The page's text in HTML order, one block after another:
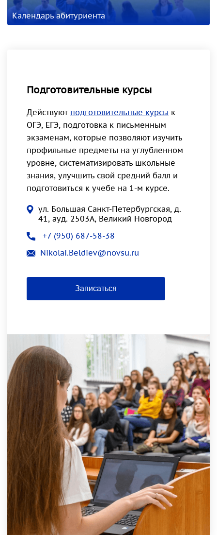
Календарь абитуриента
Подготовительные курсы
Действуют подготовительные курсы к
ОГЭ, ЕГЭ, подготовка к письменным
экзаменам, которые позволяют изучить
профильные предметы на углубленном
уровне, систематизировать школьные
знания, улучшить свой средний балл и
подготовиться к учебе на 1-м курсе.
ул. Большая Санкт-Петербургская, д.
41, ауд. 2503А, Великий Новгород
+7 (950) 687-58-38
Nikolai.Beldiev@novsu.ru
Записаться